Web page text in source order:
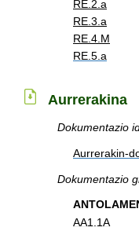
RE.2.a
RE.3.a
RE.4.M
RE.5.a
Aurrerakina
Dokumentazio
Aurrerakin-
Dokumentazio
AA1.1A